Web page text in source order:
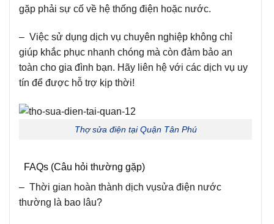
gặp phải sự cố về hệ thống điện hoặc nước.
– Việc sử dụng dịch vụ chuyên nghiệp không chỉ
giúp khắc phục nhanh chóng mà còn đảm bảo an
toàn cho gia đình bạn. Hãy liên hệ với các dịch vụ uy
tín để được hỗ trợ kịp thời!
Thợ sửa điện tại Quận Tân Phú
FAQs (Câu hỏi thường gặp)
– Thời gian hoàn thành dịch vụsửa điện nước
thường là bao lâu?